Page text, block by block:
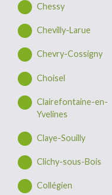
Chessy
Chevilly-Larue
Chevry-Cossigny
Choisel
Clairefontaine-en-
Yvelines
Claye-Souilly
Clichy-sous-Bois
Collégien